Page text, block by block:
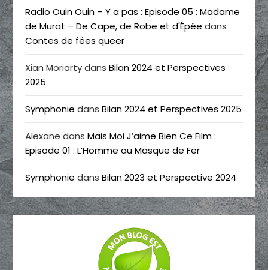
Radio Ouin Ouin – Y a pas : Episode 05 : Madame
de Murat – De Cape, de Robe et d'Épée dans
Contes de fées queer
Xian MoriartydansBilan 2024 et Perspectives
2025
Symphonie dansBilan 2024 et Perspectives 2025
Alexane dansMais Moi J’aime Bien Ce Film :
Episode 01 : L’Homme au Masque de Fer
Symphonie dansBilan 2023 et Perspective 2024